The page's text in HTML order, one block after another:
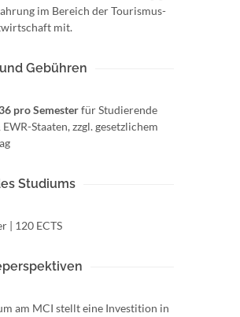
im Bereich der Tourismus-
mit.
Gebühren
pro Semesterfür Studierende
EWR-Staaten, zzgl. gesetzlichem
Studiums
| 120 ECTS
am MCI stellt eine Investition in